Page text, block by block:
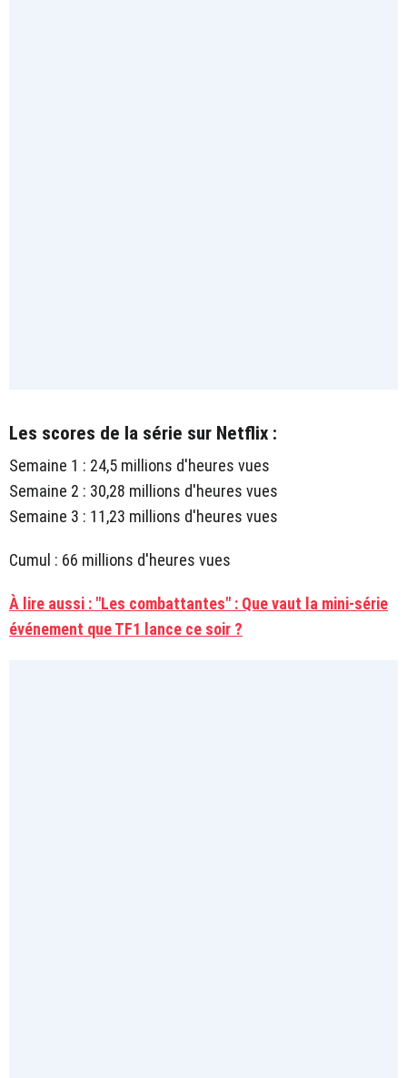
Les scores de la série sur Netflix :
Semaine 1 : 24,5 millions d'heures vues
Semaine 2 : 30,28 millions d'heures vues
Semaine 3 : 11,23 millions d'heures vues
Cumul : 66 millions d'heures vues
À lire aussi : "Les combattantes" : Que vaut la mini-série
événement que TF1 lance ce soir ?